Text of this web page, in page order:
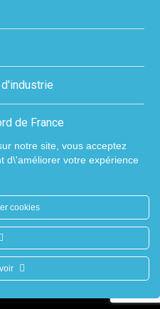
de France
Coudekerque-Branche IMentions
Conditions générales d'utilisation
notre site, vous acceptez
d\'améliorer votre expérience
cookies